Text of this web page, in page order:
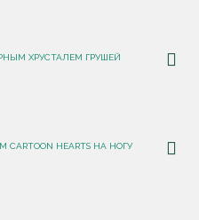
ХРУСТАЛЕМ ГРУШЕЙ
HEARTS НА НОГУ